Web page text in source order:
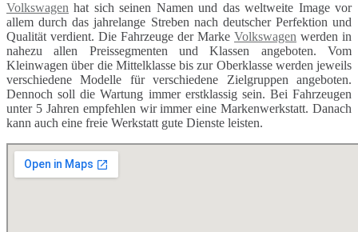
Volkswagen hat sich seinen Namen und das weltweite Image vor
allem durch das jahrelange Streben nach deutscher Perfektion und
Qualität verdient. Die Fahrzeuge der Marke Volkswagen werden in
nahezu allen Preissegmenten und Klassen angeboten. Vom
Kleinwagen über die Mittelklasse bis zur Oberklasse werden jeweils
verschiedene Modelle für verschiedene Zielgruppen angeboten.
Dennoch soll die Wartung immer erstklassig sein. Bei Fahrzeugen
unter 5 Jahren empfehlen wir immer eine Markenwerkstatt. Danach
kann auch eine freie Werkstatt gute Dienste leisten.